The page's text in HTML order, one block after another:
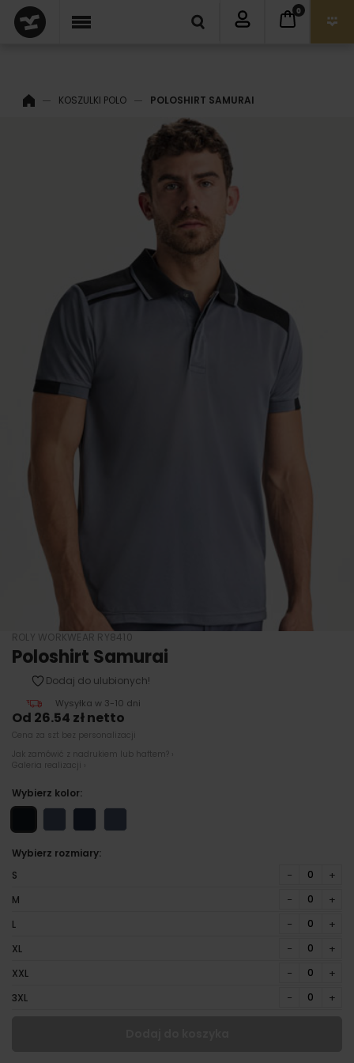
0
KOSZULKI POLO POLOSHIRT SAMURAI
ROLY WORKWEAR RY8410
Poloshirt Samurai
Dodaj do ulubionych!
Wysyłka w 3-10 dni
Od 26.54 zł netto
Cena za szt bez personalizacji
Jak zamówić z nadrukiem lub haftem? ›
Galeria realizacji ›
Wybierz kolor:
Wybierz rozmiary:
S
− +
M − +
L − +
XL − +
XXL − +
3XL − +